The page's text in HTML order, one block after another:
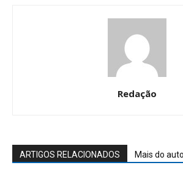
Redação
ARTIGOS RELACIONADOS Mais do